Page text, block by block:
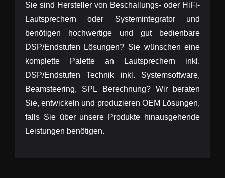
Sie sind Hersteller von Beschallungs- oder HiFi-
Lautsprechern oder Systemintegrator und
benötigen hochwertige und gut bedienbare
DSP/Endstufen Lösungen? Sie wünschen eine
komplette Palette an Lautsprechern inkl.
DSP/Endstufen Technik inkl. Systemsoftware,
Beamsteering, SPL Berechnung? Wir beraten
Sie, entwickeln und produzieren OEM Lösungen,
falls Sie über unsere Produkte hinausgehende
Leistungen benötigen.